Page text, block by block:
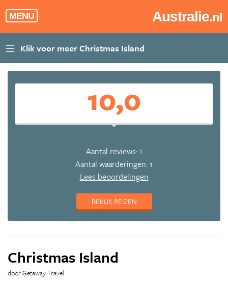
MENU Australie.nl
10,0
Aantal reviews: 1
Aantal waarderingen: 1
Lees beoordelingen
BEKIJK REIZEN
Christmas Island
door Getaway Travel